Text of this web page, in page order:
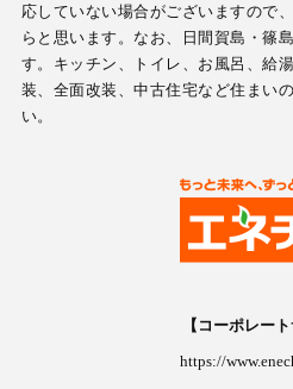
応していない場合がございますので
らと思います。なお、日間賀島・篠
す。キッチン、トイレ、お風呂、給
装、全面改装、中古住宅など住まい
い。
【コーポレート
https://